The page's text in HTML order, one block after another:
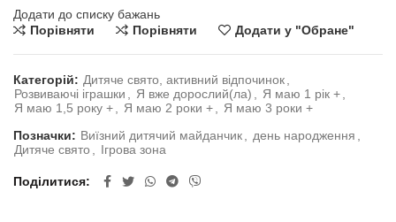
Додати до списку бажань
Порівняти
Порівняти Додати у "Обране"
Категорій: Дитяче свято, активний відпочинок
Розвиваючі іграшки
Я вже дорослий(ла) Я маю 1 рік +
Я маю 1,5 року +
Я маю 2 роки +
Я маю 3 роки +
Позначки: Виїзний дитячий майданчик день народження
Дитяче свято
Ігрова зона
Поділитися